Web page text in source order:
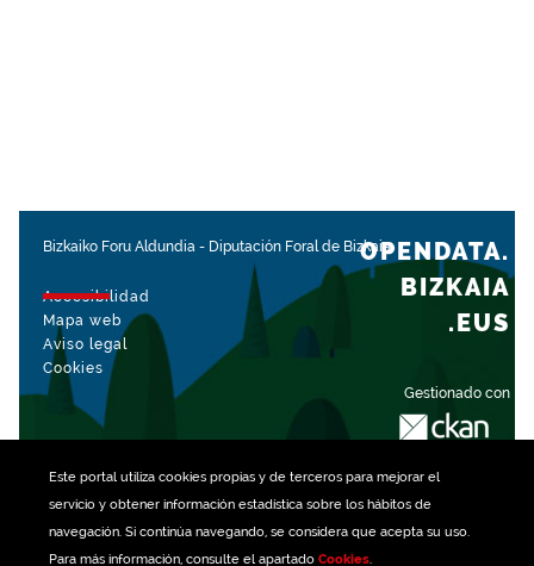
Este portal utiliza cookiespropias y de terceros para mejorar el
servicio y obtener información estadística sobre los hábitos de
navegación. Si continúa navegando, se considera que acepta su uso.
Para más información, consulte el apartado Cookies.
Bizkaiko Foru Aldundia - Diputación Foral de Bizkaia
Accesibilidad
Mapa web
Aviso legal
Cookies
Gestionado con
OPENDATA.
BIZKAIA
.EUS